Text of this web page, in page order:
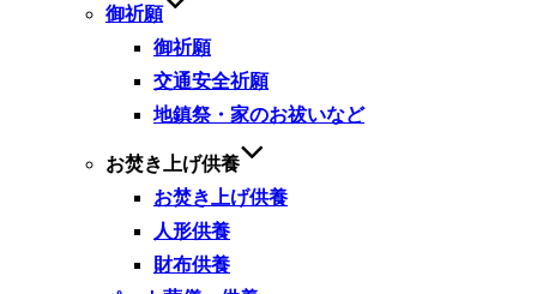
御祈願
御祈願
交通安全祈願
地鎮祭・家のお祓いなど
お焚き上げ供養
お焚き上げ供養
人形供養
財布供養